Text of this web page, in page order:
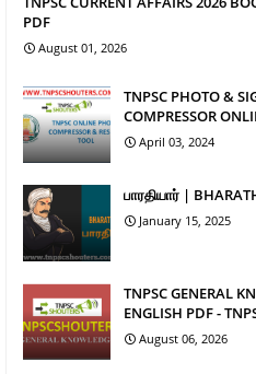
PDF
August 01, 2026
TNPSC PHOTO &
COMPRESSOR
April 03, 2024
பாரதியார் |
January 15, 2025
TNPSC GENERAL
ENGLISH PDF -
August 06, 2026